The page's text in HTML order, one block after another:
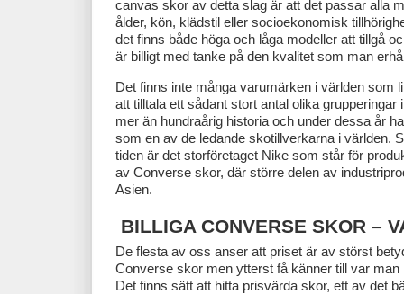
canvas skor av detta slag är att det passar alla
ålder, kön, klädstil eller socioekonomisk
det finns både höga och låga modeller att tillgå
är billigt med tanke på den kvalitet som man
Det finns inte många varumärken i världen som
att tilltala ett sådant stort antal olika grupperingar
mer än hundraårig historia och under dessa år
som en av de ledande skotillverkarna i världen.
tiden är det storföretaget Nike som står för
av Converse skor, där större delen av
Asien.
BILLIGA CONVERSE SKOR –
De flesta av oss anser att priset är av störst
Converse skor men ytterst få känner till var
Det finns sätt att hitta prisvärda skor, ett av det